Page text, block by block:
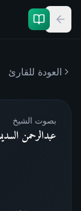
العودة للقارئ
بصوت الشيخ
عبدالرحمن